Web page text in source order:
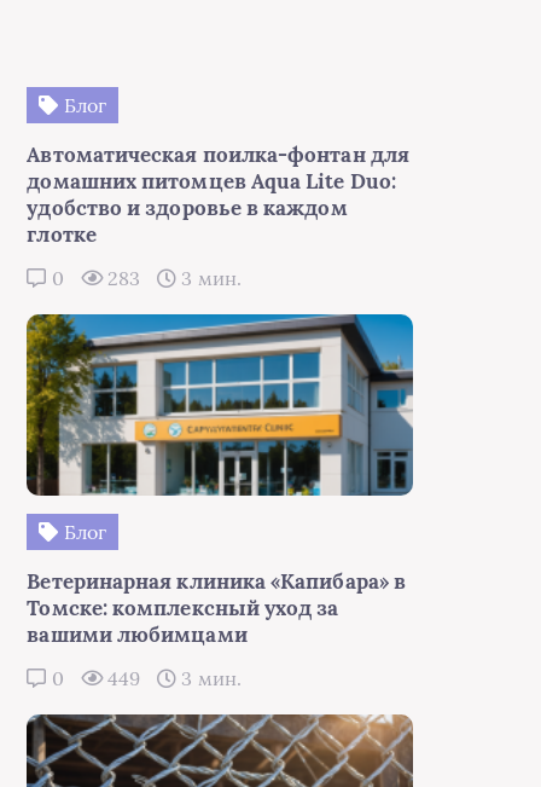
Блог
Автоматическая поилка-фонтан для
домашних питомцев Aqua Lite Duo:
удобство и здоровье в каждом
глотке
0 283 3 мин.
Блог
Ветеринарная клиника «Капибара» в
Томске: комплексный уход за
вашими любимцами
0 449 3 мин.